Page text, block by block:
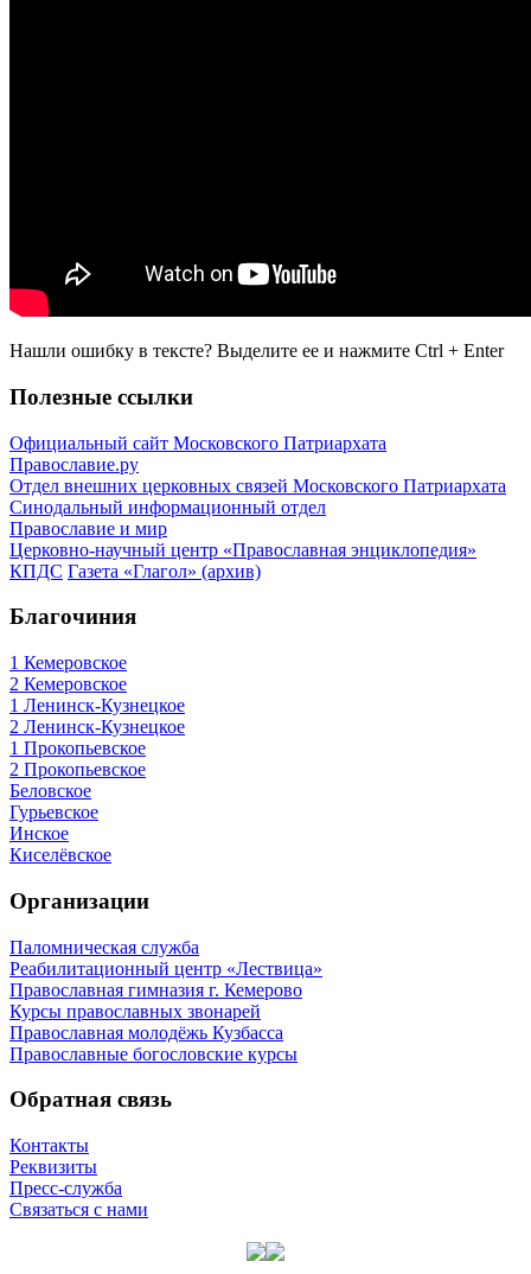
Нашли ошибку в тексте? Выделите ее и нажмите Ctrl + Enter
Полезные ссылки
Официальный сайт Московского Патриархата
Православие.ру
Отдел внешних церковных связей Московского Патриархата
Синодальный информационный отдел
Православие и мир
Церковно-научный центр «Православная энциклопедия»
КПДС Газета «Глагол» (архив)
Благочиния
1 Кемеровское
2 Кемеровское
1 Ленинск-Кузнецкое
2 Ленинск-Кузнецкое
1 Прокопьевское
2 Прокопьевское
Беловское
Гурьевское
Инское
Киселёвское
Организации
Паломническая служба
Реабилитационный центр «Лествица»
Православная гимназия г. Кемерово
Курсы православных звонарей
Православная молодёжь Кузбасса
Православные богословские курсы
Обратная связь
Контакты
Реквизиты
Пресс-служба
Связаться с нами